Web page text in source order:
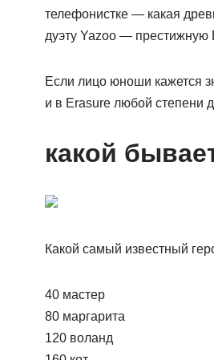
телефонистке — какая
дуэту Yazoo — престижную
Если лицо юноши кажется
и в Erasure любой степени
какой
Какой самый известный
40 мастер
80 маргарита
120 воланд